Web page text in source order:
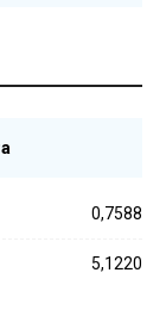
0,7588
5,1220